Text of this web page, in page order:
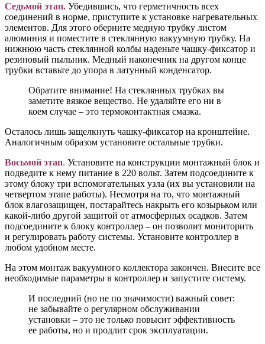
Седьмой этап. Убедившись, что герметичность всех
соединений в норме, приступите к установке нагревательных
элементов. Для этого оберните медную трубку листом
алюминия и поместите в стеклянную вакуумную трубку. На
нижнюю часть стеклянной колбы наденьте чашку-фиксатор и
резиновый пыльник. Медный наконечник на другом конце
трубки вставьте до упора в латунный конденсатор.
Обратите внимание! На стеклянных трубках вы
заметите вязкое вещество. Не удаляйте его ни в
коем случае – это термоконтактная смазка.
Осталось лишь защелкнуть чашку-фиксатор на кронштейне.
Аналогичным образом установите остальные трубки.
Восьмой этап. Установите на конструкции монтажный блок и
подведите к нему питание в 220 вольт. Затем подсоедините к
этому блоку три вспомогательных узла (их вы установили на
четвертом этапе работы). Несмотря на то, что монтажный
блок влагозащищен, постарайтесь накрыть его козырьком или
какой-либо другой защитой от атмосферных осадков. Затем
подсоедините к блоку контроллер – он позволит мониторить
и регулировать работу системы. Установите контроллер в
любом удобном месте.
На этом монтаж вакуумного коллектора закончен. Внесите все
необходимые параметры в контроллер и запустите систему.
И последний (но не по значимости) важный совет:
не забывайте о регулярном обслуживании
установки – это не только повысит эффективность
ее работы, но и продлит срок эксплуатации.